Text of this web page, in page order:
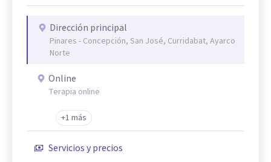
Dirección principal
Pinares - Concepción, San José, Curridabat, Ayarco
Norte
Online
Terapia online
+1 más
Servicios y precios